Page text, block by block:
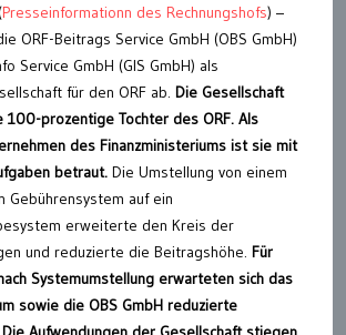
Presseinformationn des Rechnungshofs) –
ORF-Beitrags Service GmbH (OBS GmbH)
Service GmbH (GIS GmbH) als
für den ORF ab. Die Gesellschaft
100-prozentige Tochter des ORF. Als
des Finanzministeriums ist sie mit
betraut. Die Umstellung von einem
Gebührensystem auf ein
erweiterte den Kreis der
und reduzierte die Beitragshöhe. Für
Systemumstellung erwarteten sich das
sowie die OBS GmbH reduzierte